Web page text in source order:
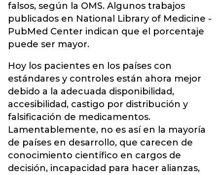
falsos, según la OMS. Algunos trabajos
publicados en National Library of Medicine -
PubMed Center indican que el porcentaje
puede ser mayor.
Hoy los pacientes en los países con
estándares y controles están ahora mejor
debido a la adecuada disponibilidad,
accesibilidad, castigo por distribución y
falsificación de medicamentos.
Lamentablemente, no es así en la mayoría
de países en desarrollo, que carecen de
conocimiento científico en cargos de
decisión, incapacidad para hacer alianzas,